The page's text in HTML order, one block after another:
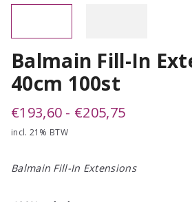
Balmain Fill-In
40cm 100st
€193,60 - €205,75Prijsklasse:
incl. 21% BTW
Balmain Fill-In Extensions